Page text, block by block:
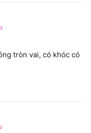
tròn vai, có khóc có